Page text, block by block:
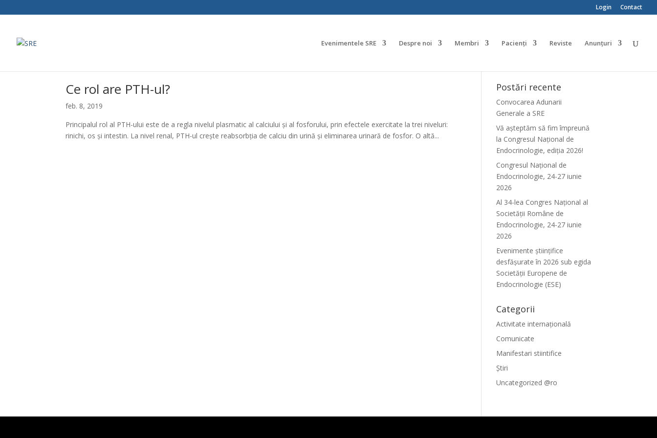
Login Contact
Evenimentele SRE Despre noi Membri Pacienți Reviste Anunțuri
Ce rol are PTH-ul?
feb. 8, 2019
Principalul rol al PTH-ului este de a regla nivelul plasmatic al calciului și al fosforului, prin efectele exercitate la trei niveluri:
rinichi, os şi intestin. La nivel renal, PTH-ul creşte reabsorbţia de calciu din urină şi eliminarea urinară de fosfor. O altă...
Postări recente
Convocarea Adunarii
Generale a SRE
Vă așteptăm să fim împreună
la Congresul Național de
Endocrinologie, ediția 2026!
Congresul Național de
Endocrinologie, 24-27 iunie
2026
Al 34-lea Congres Național al
Societății Române de
Endocrinologie, 24-27 iunie
2026
Evenimente ştiinţifice
desfăşurate în 2026 sub egida
Societăţii Europene de
Endocrinologie (ESE)
Categorii
Activitate internațională
Comunicate
Manifestari stiintifice
Știri
Uncategorized @ro